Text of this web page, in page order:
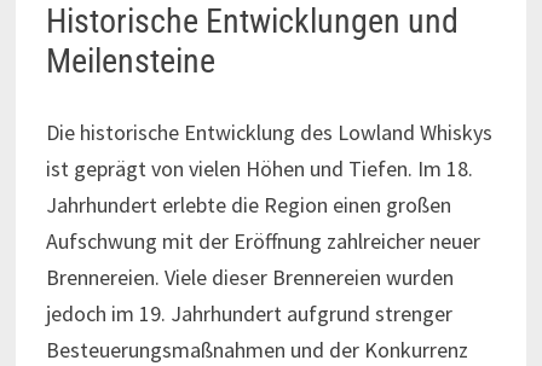
Historische Entwicklungen und
Meilensteine
Die historische Entwicklung des Lowland Whiskys
ist geprägt von vielen Höhen und Tiefen. Im 18.
Jahrhundert erlebte die Region einen großen
Aufschwung mit der Eröffnung zahlreicher neuer
Brennereien. Viele dieser Brennereien wurden
jedoch im 19. Jahrhundert aufgrund strenger
Besteuerungsmaßnahmen und der Konkurrenz